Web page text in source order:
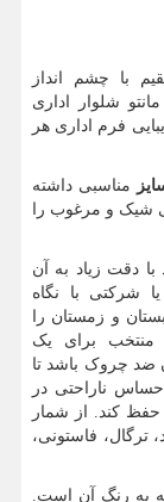
با چشم انداز
شلوار اداری
فرم اداری هر
مناسبی داشته
شیک و مرغوب را
با دقت زیاد به آن
شرکتی با نگاه
و زمستان را
منتخب برای یک
ضد چروک باشد تا
ناراحتی در
کند. از شمار
ترگال، فاستونی،
به رنگ آن است.